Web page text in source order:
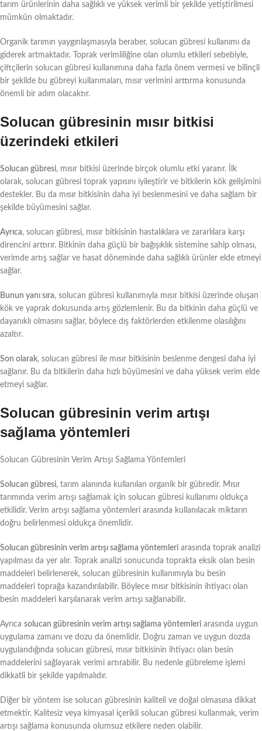
tarım ürünlerinin daha sağlıklı ve yüksek verimli bir şekilde yetiştirilmesi
mümkün olmaktadır.
Organik tarımın yaygınlaşmasıyla beraber, solucan gübresi kullanımı da
giderek artmaktadır. Toprak verimliliğine olan olumlu etkileri sebebiyle,
çiftçilerin solucan gübresi kullanımına daha fazla önem vermesi ve bilinçli
bir şekilde bu gübreyi kullanmaları, mısır verimini arttırma konusunda
önemli bir adım olacaktır.
Solucan gübresinin mısır bitkisi
üzerindeki etkileri
Solucan gübresi, mısır bitkisi üzerinde birçok olumlu etki yaratır. İlk
olarak, solucan gübresi toprak yapısını iyileştirir ve bitkilerin kök gelişimini
destekler. Bu da mısır bitkisinin daha iyi beslenmesini ve daha sağlam bir
şekilde büyümesini sağlar.
Ayrıca, solucan gübresi, mısır bitkisinin hastalıklara ve zararlılara karşı
direncini arttırır. Bitkinin daha güçlü bir bağışıklık sistemine sahip olması,
verimde artış sağlar ve hasat döneminde daha sağlıklı ürünler elde etmeyi
sağlar.
Bunun yanı sıra, solucan gübresi kullanımıyla mısır bitkisi üzerinde oluşan
kök ve yaprak dokusunda artış gözlemlenir. Bu da bitkinin daha güçlü ve
dayanıklı olmasını sağlar, böylece dış faktörlerden etkilenme olasılığını
azaltır.
Son olarak, solucan gübresi ile mısır bitkisinin beslenme dengesi daha iyi
sağlanır. Bu da bitkilerin daha hızlı büyümesini ve daha yüksek verim elde
etmeyi sağlar.
Solucan gübresinin verim artışı
sağlama yöntemleri
Solucan Gübresinin Verim Artışı Sağlama Yöntemleri
Solucan gübresi, tarım alanında kullanılan organik bir gübredir. Mısır
tarımında verim artışı sağlamak için solucan gübresi kullanımı oldukça
etkilidir. Verim artışı sağlama yöntemleri arasında kullanılacak miktarın
doğru belirlenmesi oldukça önemlidir.
Solucan gübresinin verim artışı sağlama yöntemleri arasında toprak analizi
yapılması da yer alır. Toprak analizi sonucunda toprakta eksik olan besin
maddeleri belirlenerek, solucan gübresinin kullanımıyla bu besin
maddeleri toprağa kazandırılabilir. Böylece mısır bitkisinin ihtiyacı olan
besin maddeleri karşılanarak verim artışı sağlanabilir.
Ayrıca solucan gübresinin verim artışı sağlama yöntemleri arasında uygun
uygulama zamanı ve dozu da önemlidir. Doğru zaman ve uygun dozda
uygulandığında solucan gübresi, mısır bitkisinin ihtiyacı olan besin
maddelerini sağlayarak verimi artırabilir. Bu nedenle gübreleme işlemi
dikkatli bir şekilde yapılmalıdır.
Diğer bir yöntem ise solucan gübresinin kaliteli ve doğal olmasına dikkat
etmektir. Kalitesiz veya kimyasal içerikli solucan gübresi kullanmak, verim
artışı sağlama konusunda olumsuz etkilere neden olabilir.